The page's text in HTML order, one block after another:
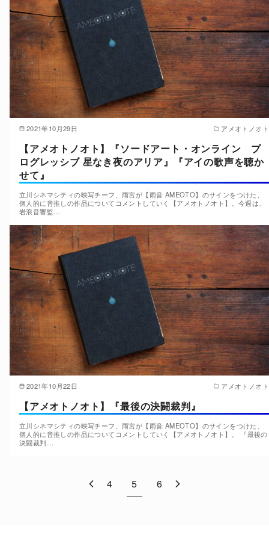
2021年10月29日 アメオトノオト
【アメオトノオト】『ソードアート・オンライン プ
ログレッシブ 星なき夜のアリア』『アイの歌声を聴か
せて』
立川シネマシティの映写チーフ、雨宮が【雨音 AMEOTO】のサインをつけた、
個人的に音推しの作品についてコメントしていく【アメオトノオト】。今週は、
岩浪音響監…
2021年10月22日 アメオトノオト
【アメオトノオト】『最後の決闘裁判』
立川シネマシティの映写チーフ、雨宮が【雨音 AMEOTO】のサインをつけた、
個人的に音推しの作品についてコメントしていく【アメオトノオト】。 『最後の
決闘裁判…
4 5 6